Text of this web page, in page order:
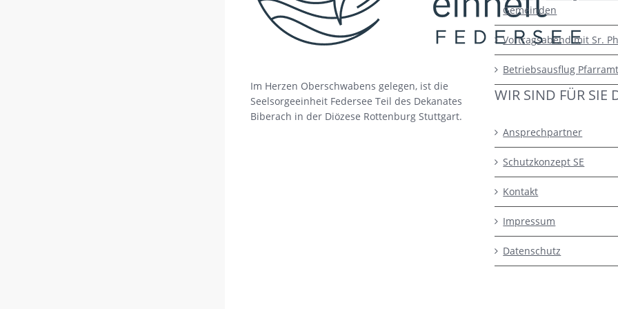
Im Herzen Oberschwabens gelegen, ist die
Seelsorgeeinheit Federsee Teil des Dekanates
Biberach in der Diözese Rottenburg Stuttgart.
Gemeinden
Vortragsabend mit Sr.
Betriebsausflug Pfarramt
WIR SIND FÜR SIE
Ansprechpartner
Schutzkonzept SE
Kontakt
Impressum
Datenschutz